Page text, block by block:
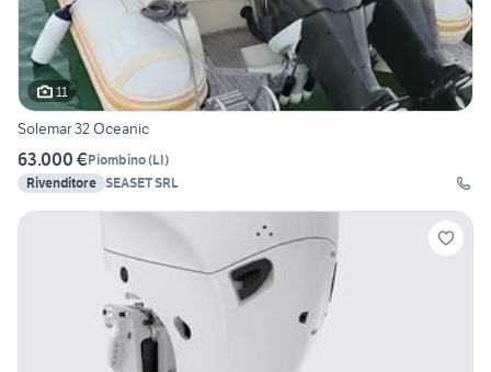
11
Solemar 32 Oceanic
63.000 €Piombino(LI)
Rivenditore SEASET SRL